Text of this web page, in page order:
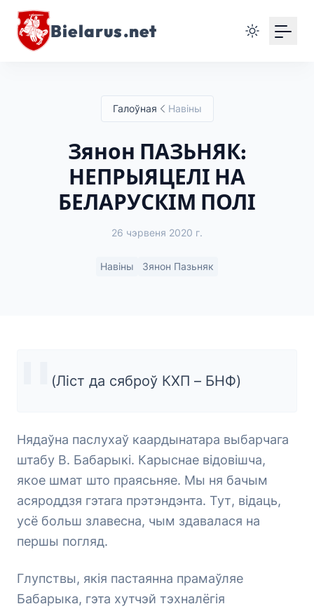
Bielarus.net
Галоўная Навіны
Зянон ПАЗЬНЯК:
НЕПРЫЯЦЕЛІ НА
БЕЛАРУСКІМ ПОЛІ
26 чэрвеня 2020 г.
Навіны Зянон Пазьняк
(Ліст да сяброў КХП – БНФ)
Нядаўна паслухаў каардынатара выбарчага
штабу В. Бабарыкі. Карыснае відовішча,
якое шмат што праясьняе. Мы ня бачым
асяроддзя гэтага прэтэндэнта. Тут, відаць,
усё больш злавесна, чым здавалася на
першы погляд.
Глупствы, якія пастаянна прамаўляе
Бабарыка, гэта хутчэй тэхналёгія